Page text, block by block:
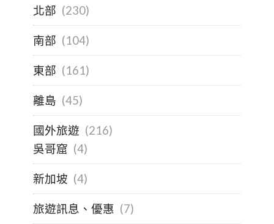
北部 (230)
南部 (104)
東部 (161)
離島 (45)
國外旅遊 (216)
吳哥窟 (4)
新加坡 (4)
旅遊訊息、優惠 (7)